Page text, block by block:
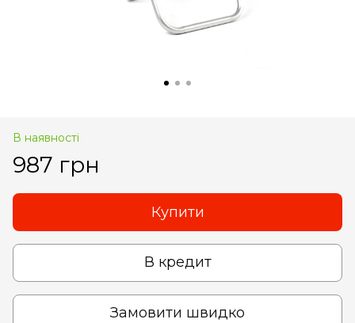
В наявності
987 грн
Купити
В кредит
Замовити швидко